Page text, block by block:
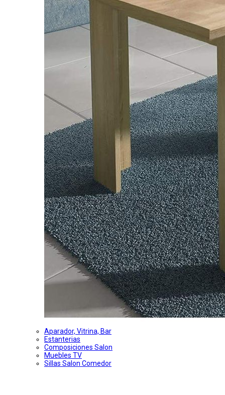
Aparador, Vitrina, Bar
Estanterias
Composiciones Salon
Muebles TV
Sillas Salon Comedor